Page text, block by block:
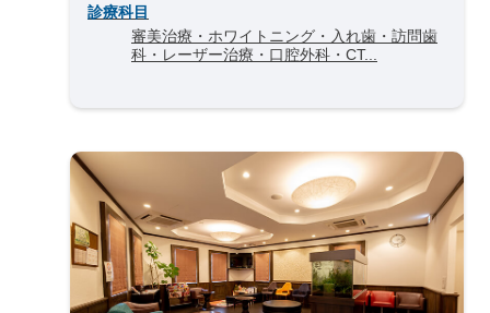
診療科目
審美治療・ホワイトニング・入れ歯・訪問歯
科・レーザー治療・口腔外科・CT...